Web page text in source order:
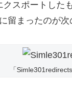
スポートした
留まったのが次
「